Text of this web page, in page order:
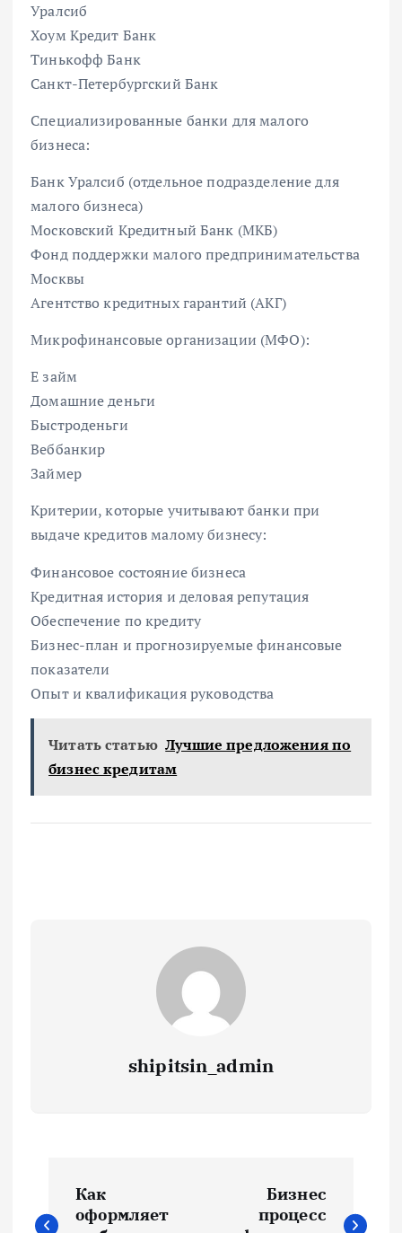
Уралсиб
Хоум Кредит Банк
Тинькофф Банк
Санкт-Петербургский Банк
Специализированные банки для малого
бизнеса:
Банк Уралсиб (отдельное подразделение для
малого бизнеса)
Московский Кредитный Банк (МКБ)
Фонд поддержки малого предпринимательства
Москвы
Агентство кредитных гарантий (АКГ)
Микрофинансовые организации (МФО):
Е займ
Домашние деньги
Быстроденьги
Веббанкир
Займер
Критерии, которые учитывают банки при
выдаче кредитов малому бизнесу:
Финансовое состояние бизнеса
Кредитная история и деловая репутация
Обеспечение по кредиту
Бизнес-план и прогнозируемые финансовые
показатели
Опыт и квалификация руководства
Читать статью Лучшие предложения по
бизнес кредитам
shipitsin_admin
а
Как
оформляет
Бизнес
процесс